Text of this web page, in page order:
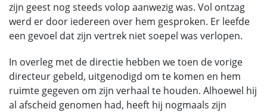
zijn geest nog steeds volop aanwezig was. Vol ontzag
werd er door iedereen over hem gesproken. Er leefde
een gevoel dat zijn vertrek niet soepel was verlopen.
In overleg met de directie hebben we toen de vorige
directeur gebeld, uitgenodigd om te komen en hem
ruimte gegeven om zijn verhaal te houden. Alhoewel hij
al afscheid genomen had, heeft hij nogmaals zijn